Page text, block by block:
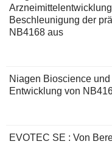
Beschleunigung der
NB4168 aus
Niagen Bioscience
Entwicklung von
EVOTEC SE : Von